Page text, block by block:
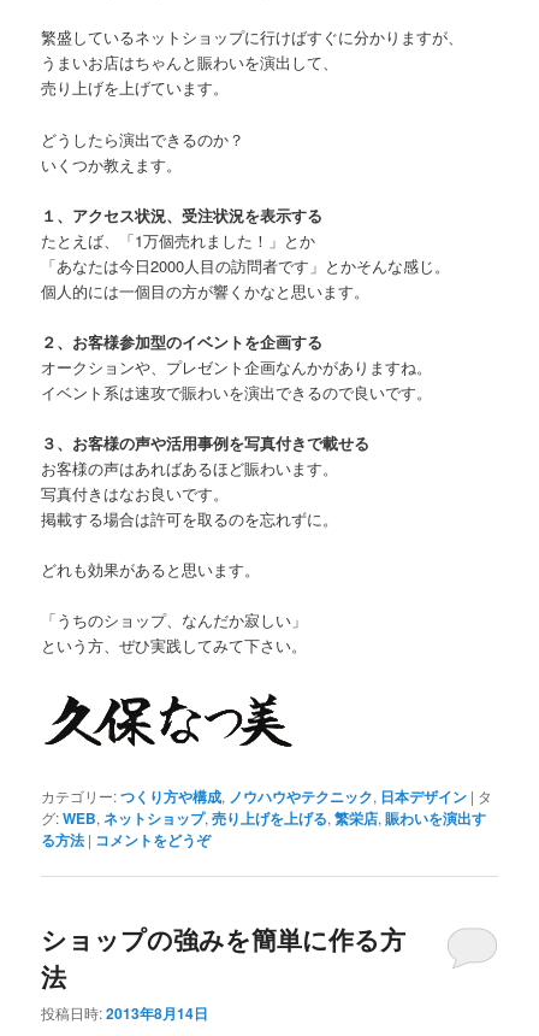
繁盛しているネットショップに行けばすぐに分かりますが、
うまいお店はちゃんと賑わいを演出して、
売り上げを上げています。
どうしたら演出できるのか？
いくつか教えます。
１、アクセス状況、受注状況を表示する
たとえば、「1万個売れました！」とか
「あなたは今日2000人目の訪問者です」とかそんな感じ。
個人的には一個目の方が響くかなと思います。
２、お客様参加型のイベントを企画する
オークションや、プレゼント企画なんかがありますね。
イベント系は速攻で賑わいを演出できるので良いです。
３、お客様の声や活用事例を写真付きで載せる
お客様の声はあればあるほど賑わいます。
写真付きはなお良いです。
掲載する場合は許可を取るのを忘れずに。
どれも効果があると思います。
「うちのショップ、なんだか寂しい」
という方、ぜひ実践してみて下さい。
カテゴリー:つくり方や構成, ノウハウやテクニック, 日本デザイン | タ
グ:WEB,ネットショップ,売り上げを上げる,繁栄店,賑わいを演出す
る方法 | コメントをどうぞ
ショップの強みを簡単に作る方
法
投稿日時:2013年8月14日